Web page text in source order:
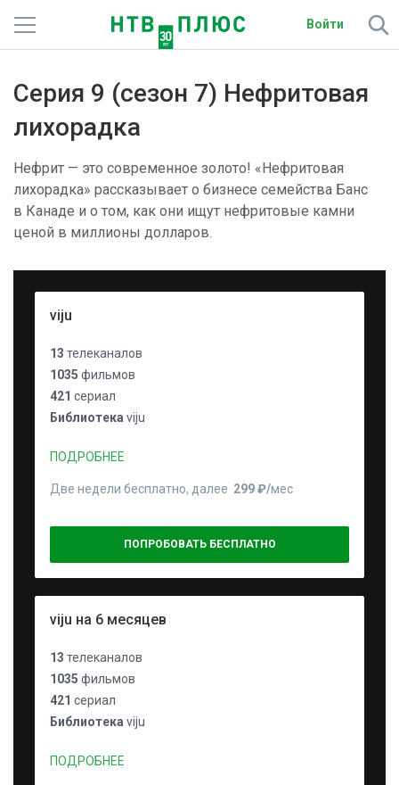
Войти
Фильмы и сериалы
Подписки
Радио
О сайте
Серия 9 (сезон 7) Нефритовая
лихорадка
Нефрит — это современное золото! «Нефритовая
лихорадка» рассказывает о бизнесе семейства Банс
в Канаде и о том, как они ищут нефритовые камни
ценой в миллионы долларов.
viju
13 телеканалов
1035 фильмов
421 сериал
Библиотека viju
ПОДРОБНЕЕ
Две недели бесплатно, далее 299 ₽⁠/⁠мес
ПОПРОБОВАТЬ БЕСПЛАТНО
viju на 6 месяцев
13 телеканалов
1035 фильмов
421 сериал
Библиотека viju
ПОДРОБНЕЕ